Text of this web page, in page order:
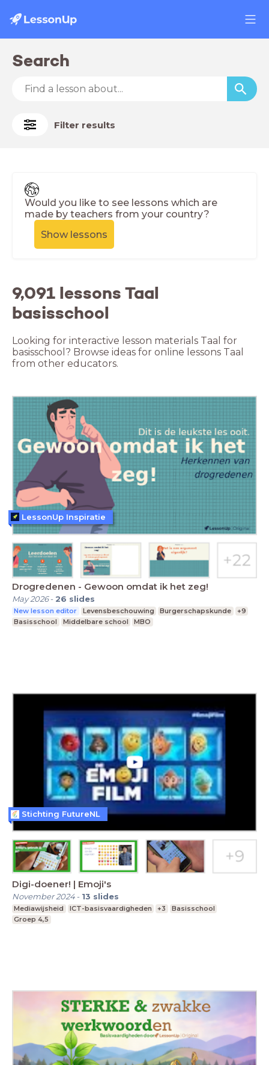
Search
Filter results
Would you like to see lessons which are
made by teachers from your country?
Show lessons
9,091 lessons Taal
basisschool
Looking for interactive lesson materials Taal for
basisschool? Browse ideas for online lessons Taal
from other educators.
Drogredenen - Gewoon omdat ik het zeg!
May 2026- 26 slides
New lesson editor Levensbeschouwing Burgerschapskunde
+9
Basisschool
Middelbare school MBO
LessonUp Inspiratie
Digi-doener! | Emoji's
November 2024- 13 slides
Mediawijsheid ICT-basisvaardigheden +3
Basisschool
Groep 4,5
Stichting FutureNL